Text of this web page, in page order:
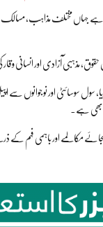
جہاں مختلف مذاہب، مسالک اور
حقوق، مذہبی آزادی اور انسانی
سوسائٹی اور نوجوانوں سے
بھی ہے۔
اور باہمی فہم کے ذریعے حل